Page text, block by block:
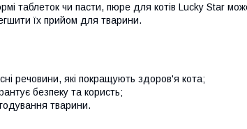
таблеток чи пасти, пюре для котів Lucky Star
їх прийом для тварини.
речовини, які покращують здоров'я кота;
безпеку та користь;
тварини.